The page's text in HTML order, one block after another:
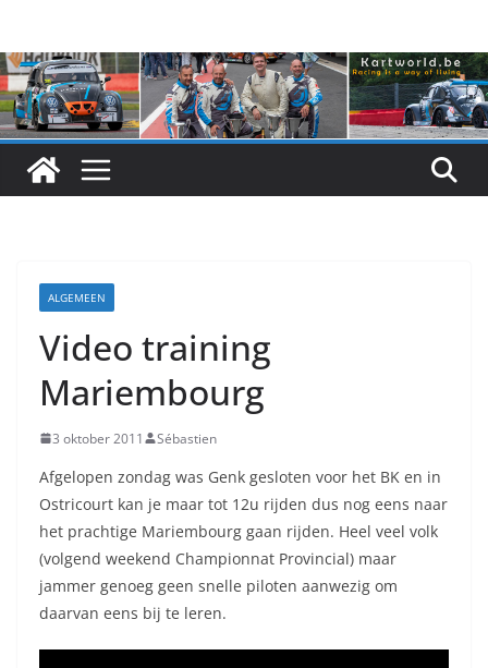
content
ALGEMEEN
Video training
Mariembourg
3 oktober 2011 Sébastien
Afgelopen zondag was Genk gesloten voor het BK en in
Ostricourt kan je maar tot 12u rijden dus nog eens naar
het prachtige Mariembourg gaan rijden. Heel veel volk
(volgend weekend Championnat Provincial) maar
jammer genoeg geen snelle piloten aanwezig om
daarvan eens bij te leren.